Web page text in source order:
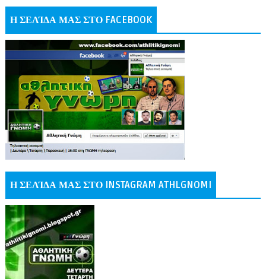
Η ΣΕΛΊΔΑ ΜΑΣ ΣΤΟ FACEBOOK
Η ΣΕΛΊΔΑ ΜΑΣ ΣΤΟ INSTAGRAM ATHLGNOMI